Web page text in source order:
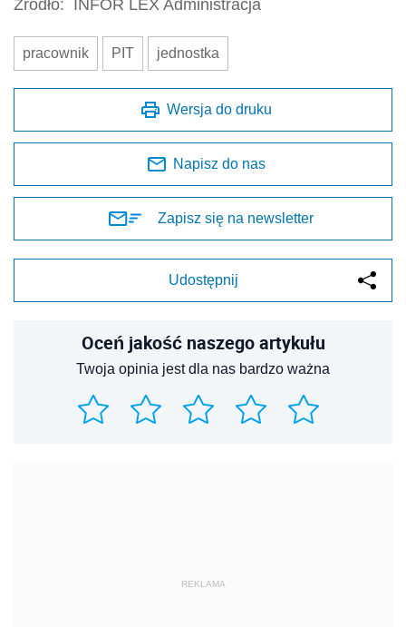
Źródło: INFOR LEX Administracja
pracownik PIT jednostka
Wersja do druku
Napisz do nas
Zapisz się na newsletter
Udostępnij
Oceń jakość naszego artykułu
Twoja opinia jest dla nas bardzo ważna
REKLAMA